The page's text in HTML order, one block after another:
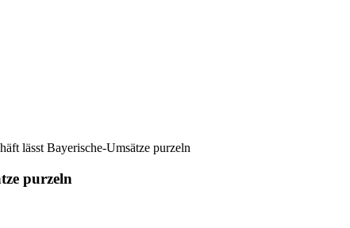
lässt Bayerische-Umsätze purzeln
purzeln